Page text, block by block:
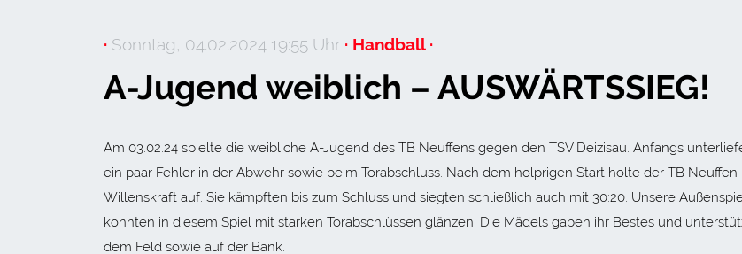
· Sonntag, 04.02.2024 19:55 Uhr · Handball ·
A-Jugend weiblich – AUSWÄRTSSIEG!
Am 03.02.24 spielte die weibliche A-Jugend des TB Neuffens gegen den TSV Deizisau. Anfangs
ein paar Fehler in der Abwehr sowie beim Torabschluss. Nach dem holprigen Start holte der TB Neuffen
Willenskraft auf. Sie kämpften bis zum Schluss und siegten schließlich auch mit 30:20. Unsere
konnten in diesem Spiel mit starken Torabschlüssen glänzen. Die Mädels gaben ihr Bestes und
dem Feld sowie auf der Bank.